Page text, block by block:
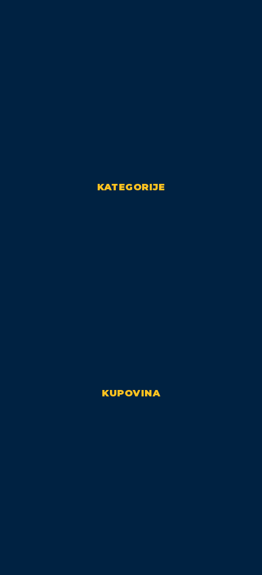
KATEGORIJE
KUPOVINA